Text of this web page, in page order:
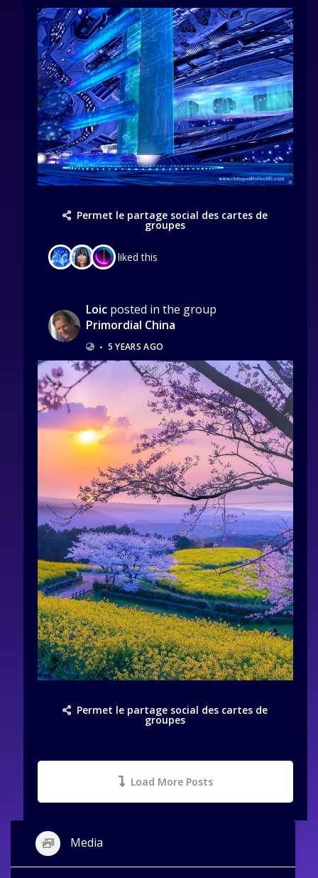
Permet le partage social des cartes de
groupes
liked this
Loicposted in the group
Primordial China
• 5 YEARS AGO
Permet le partage social des cartes de
groupes
Load More Posts
Media